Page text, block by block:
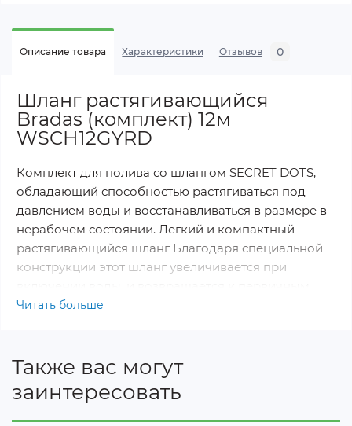
Описание товара Характеристики Отзывов 0
Шланг растягивающийся
Bradas (комплект) 12м
WSCH12GYRD
Комплект для полива со шлангом SECRET DOTS,
обладающий способностью растягиваться под
давлением воды и восстанавливаться в размере в
нерабочем состоянии. Легкий и компактный
растягивающийся шланг Благодаря специальной
конструкции этот шланг увеличивается при
размерам после отключения и выпуска всей воды
Материал: резина
Не перегибается и не запутывается
Читать больше
Также вас могут
заинтересовать